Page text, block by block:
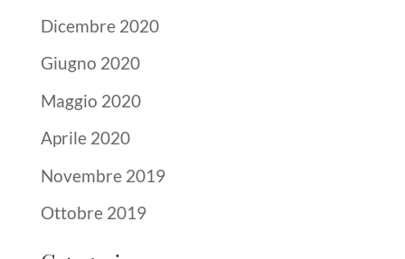
Dicembre 2020
Giugno 2020
Maggio 2020
Aprile 2020
Novembre 2019
Ottobre 2019